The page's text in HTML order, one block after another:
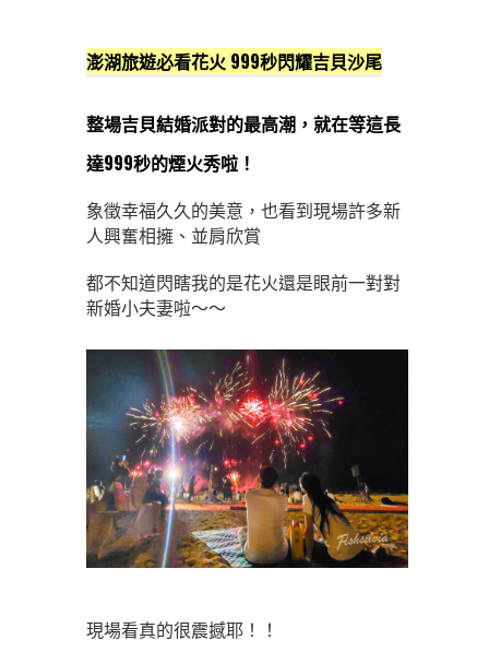
澎湖旅遊必看花火 999秒閃耀吉貝沙尾
整場吉貝結婚派對的最高潮，就在等這長
達999秒的煙火秀啦！
象徵幸福久久的美意，也看到現場許多新
人興奮相擁、並肩欣賞
都不知道閃瞎我的是花火還是眼前一對對
新婚小夫妻啦～～
現場看真的很震撼耶！！